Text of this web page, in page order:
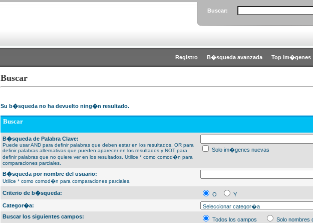
Buscar:
Registro B�squeda avanzada Top im�genes
Buscar
Su b�squeda no ha devuelto ning�n resultado.
Buscar
B�squeda de Palabra Clave:
Puede usar AND para definir palabras que deben estar en los resultados, OR para
definir palabras alternativas que pueden aparecer en los resultados y NOT para
definir palabras que no quiere ver en los resultados. Utilice * como comod�n para
comparaciones parciales.
Solo im�genes nuevas
B�squeda por nombre del usuario:
Utilice * como comod�n para comparaciones parciales.
Criterio de b�squeda: O
Y
Categor�a:
Buscar los siguientes campos:
Todos los campos
Solo nombres